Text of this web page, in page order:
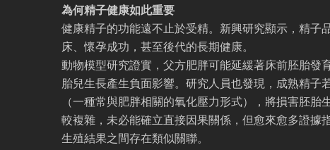
為何精子健康如此重要
健康精子的功能遠不止於受精。新興研究顯示，精子
床、懷孕成功，甚至後代的長期健康。
動物模型研究證實，父方肥胖可能延緩著床前胚胎發
胎兒生長產生負面影響。研究人員也發現，成熟精子
（一種常與肥胖相關的氧化壓力形式），將損害胚胎
較複雜，未必能確立直接因果關係，但愈來愈多證據
生殖結果之間存在類似關聯。